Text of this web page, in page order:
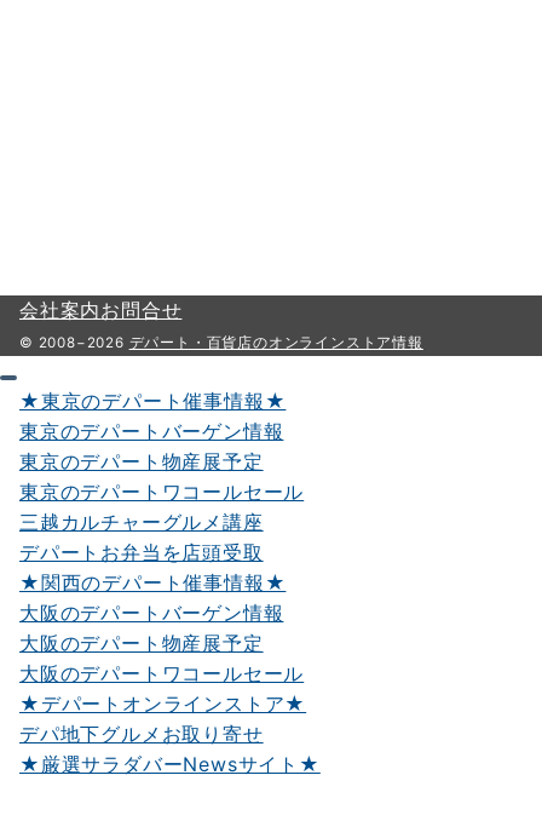
会社案内お問合せ
© 2008−2026 デパート・百貨店のオンラインストア情報
★東京のデパート催事情報★
東京のデパートバーゲン情報
東京のデパート物産展予定
東京のデパートワコールセール
三越カルチャーグルメ講座
デパートお弁当を店頭受取
★関西のデパート催事情報★
大阪のデパートバーゲン情報
大阪のデパート物産展予定
大阪のデパートワコールセール
★デパートオンラインストア★
デパ地下グルメお取り寄せ
★厳選サラダバーNewsサイト★